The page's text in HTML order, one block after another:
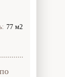
77 м2